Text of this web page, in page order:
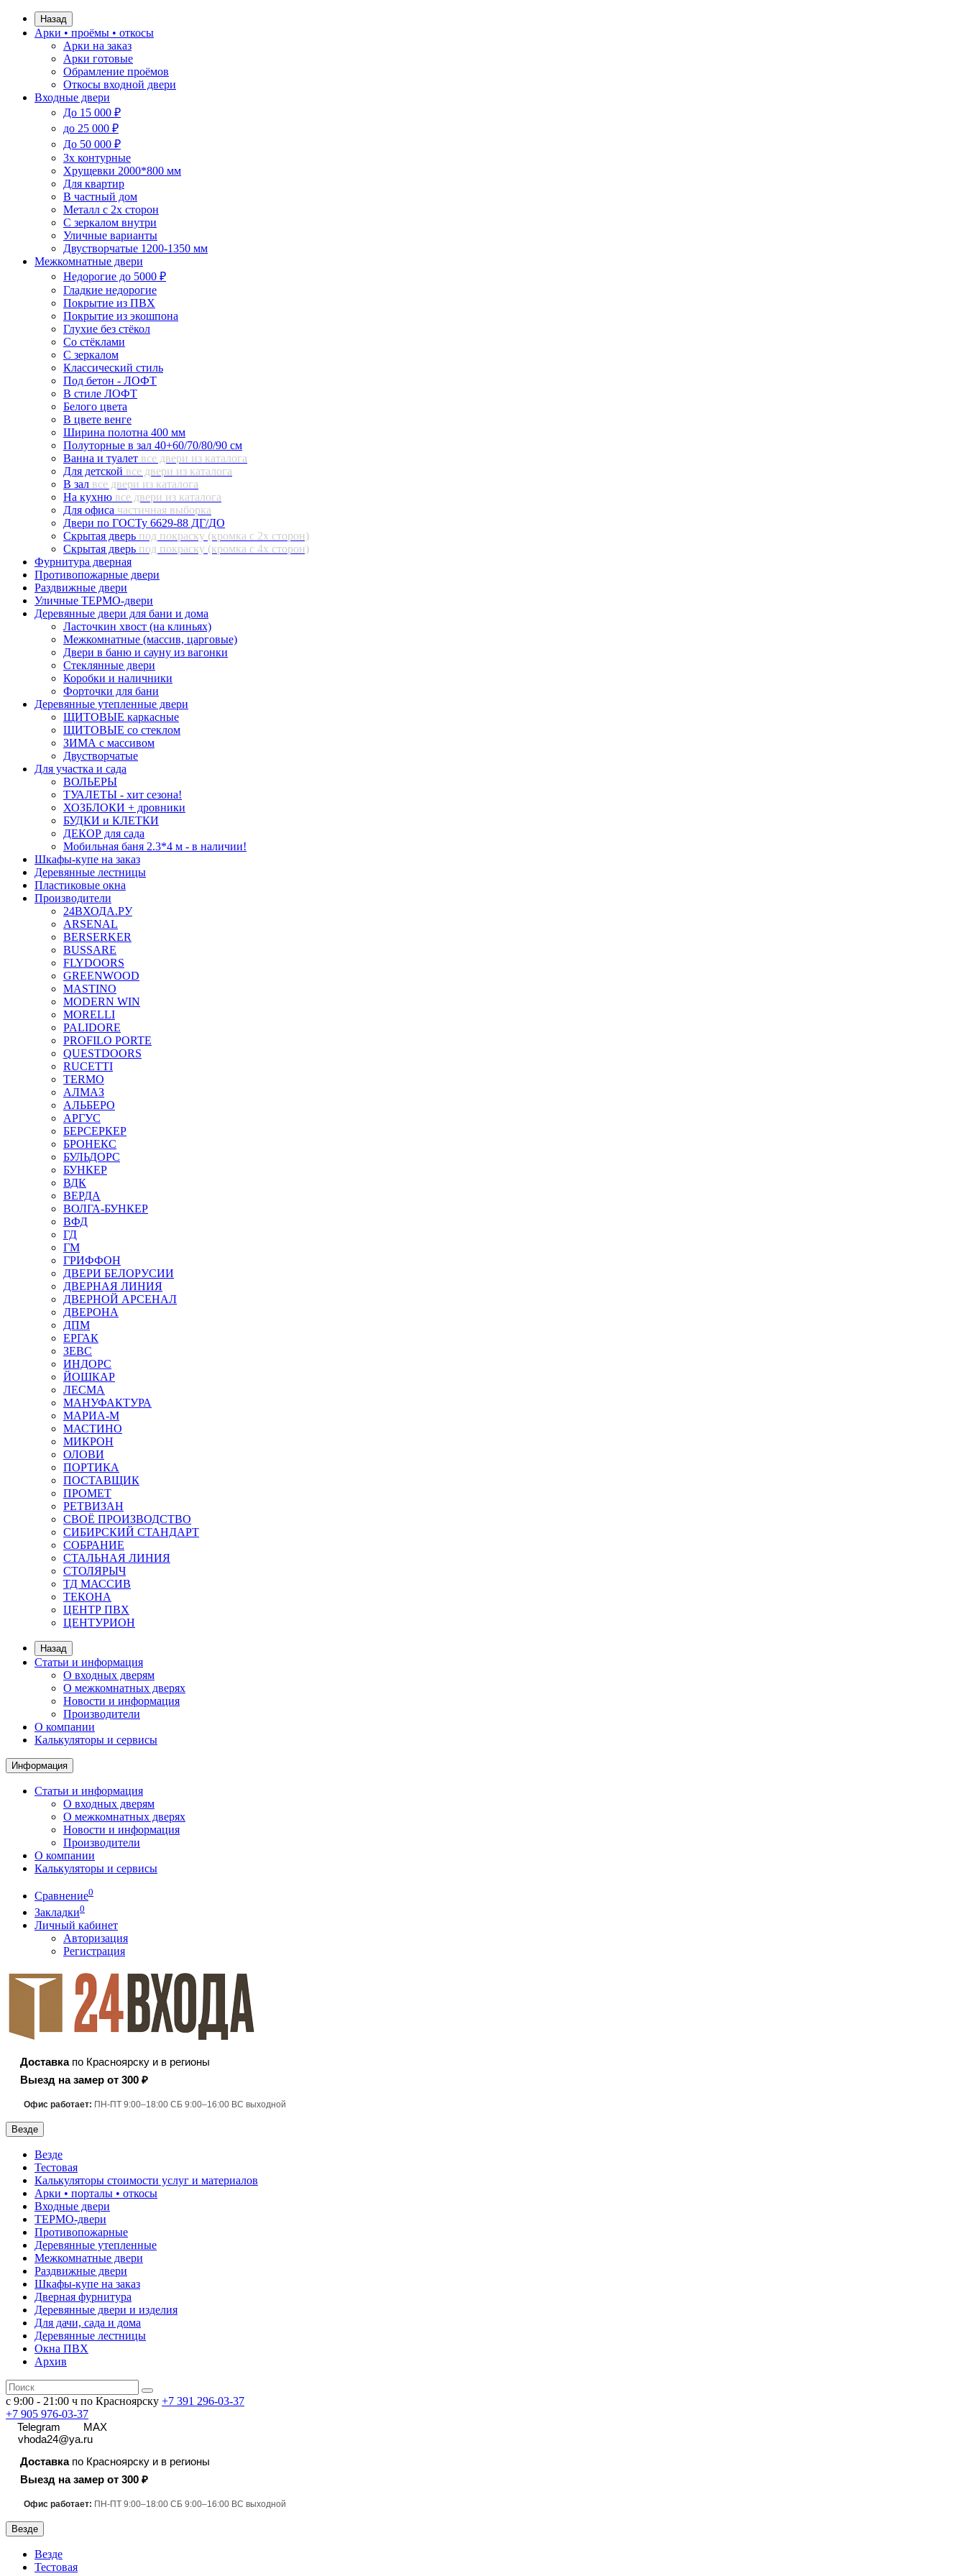
Назад
Арки • проёмы • откосы
Арки на заказ
Арки готовые
Обрамление проёмов
Откосы входной двери
Входные двери
До 15 000 ₽
до 25 000 ₽
До 50 000 ₽
3х контурные
Хрущевки 2000*800 мм
Для квартир
В частный дом
Металл с 2х сторон
С зеркалом внутри
Уличные варианты
Двустворчатые 1200-1350 мм
Межкомнатные двери
Недорогие до 5000 ₽
Гладкие недорогие
Покрытие из ПВХ
Покрытие из экошпона
Глухие без стёкол
Со стёклами
С зеркалом
Классический стиль
Под бетон - ЛОФТ
В стиле ЛОФТ
Белого цвета
В цвете венге
Ширина полотна 400 мм
Полуторные в зал 40+60/70/80/90 см
Ванна и туалет все двери из каталога
Для детской все двери из каталога
В зал все двери из каталога
На кухню все двери из каталога
Для офиса частичная выборка
Двери по ГОСТу 6629-88 ДГ/ДО
Скрытая дверь под покраску (кромка с 2х сторон)
Скрытая дверь под покраску (кромка с 4х сторон)
Фурнитура дверная
Противопожарные двери
Раздвижные двери
Уличные ТЕРМО-двери
Деревянные двери для бани и дома
Ласточкин хвост (на клиньях)
Межкомнатные (массив, царговые)
Двери в баню и сауну из вагонки
Стеклянные двери
Коробки и наличники
Форточки для бани
Деревянные утепленные двери
ЩИТОВЫЕ каркасные
ЩИТОВЫЕ со стеклом
ЗИМА с массивом
Двустворчатые
Для участка и сада
ВОЛЬЕРЫ
ТУАЛЕТЫ - хит сезона!
ХОЗБЛОКИ + дровники
БУДКИ и КЛЕТКИ
ДЕКОР для сада
Мобильная баня 2.3*4 м - в наличии!
Шкафы-купе на заказ
Деревянные лестницы
Пластиковые окна
Производители
24ВХОДА.РУ
ARSENAL
BERSERKER
BUSSARE
FLYDOORS
GREENWOOD
MASTINO
MODERN WIN
MORELLI
PALIDORE
PROFILO PORTE
QUESTDOORS
RUCETTI
TERMO
АЛМАЗ
АЛЬБЕРО
АРГУС
БЕРСЕРКЕР
БРОНЕКС
БУЛЬДОРС
БУНКЕР
ВДК
ВЕРДА
ВОЛГА-БУНКЕР
ВФД
ГД
ГМ
ГРИФФОН
ДВЕРИ БЕЛОРУСИИ
ДВЕРНАЯ ЛИНИЯ
ДВЕРНОЙ АРСЕНАЛ
ДВЕРОНА
ДПМ
ЕРГАК
ЗЕВС
ИНДОРС
ЙОШКАР
ЛЕСМА
МАНУФАКТУРА
МАРИА-М
МАСТИНО
МИКРОН
ОЛОВИ
ПОРТИКА
ПОСТАВЩИК
ПРОМЕТ
РЕТВИЗАН
СВОЁ ПРОИЗВОДСТВО
СИБИРСКИЙ СТАНДАРТ
СОБРАНИЕ
СТАЛЬНАЯ ЛИНИЯ
СТОЛЯРЫЧ
ТД МАССИВ
ТЕКОНА
ЦЕНТР ПВХ
ЦЕНТУРИОН
Назад
Статьи и информация
О входных дверям
О межкомнатных дверях
Новости и информация
Производители
О компании
Калькуляторы и сервисы
Информация
Статьи и информация
О входных дверям
О межкомнатных дверях
Новости и информация
Производители
О компании
Калькуляторы и сервисы
Сравнение0
Закладки0
Личный кабинет
Авторизация
Регистрация
Доставкапо Красноярску и в регионы
Выезд на замер от 300 ₽
Офис работает: ПН-ПТ 9:00–18:00 СБ 9:00–16:00 ВС выходной
Везде
Везде
Тестовая
Калькуляторы стоимости услуг и материалов
Арки • порталы • откосы
Входные двери
ТЕРМО-двери
Противопожарные
Деревянные утепленные
Межкомнатные двери
Раздвижные двери
Шкафы-купе на заказ
Дверная фурнитура
Деревянные двери и изделия
Для дачи, сада и дома
Деревянные лестницы
Окна ПВХ
Архив
с 9:00 - 21:00 ч по Красноярску +7 391 296-03-37
+7 905 976-03-37
Telegram
MAX
vhoda24@ya.ru
Доставкапо Красноярску и в регионы
Выезд на замер от 300 ₽
Офис работает: ПН-ПТ 9:00–18:00 СБ 9:00–16:00 ВС выходной
Везде
Везде
Тестовая